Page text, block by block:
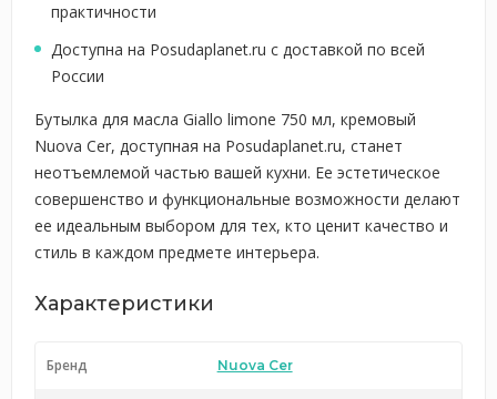
практичности
Доступна на Posudaplanet.ru с доставкой по всей
России
Бутылка для масла Giallo limone 750 мл, кремовый
Nuova Cer, доступная на Posudaplanet.ru, станет
неотъемлемой частью вашей кухни. Ее эстетическое
совершенство и функциональные возможности делают
ее идеальным выбором для тех, кто ценит качество и
стиль в каждом предмете интерьера.
Характеристики
Бренд Nuova Cer